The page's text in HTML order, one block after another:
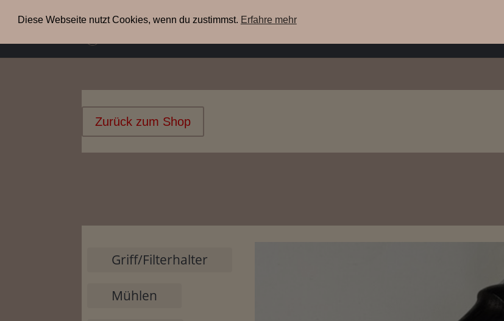
Zurück zum Shop
Griff/Filterhalter
Mühlen
Diese Webseite nutzt Cookies, wenn du zustimmst. Erfahre mehr